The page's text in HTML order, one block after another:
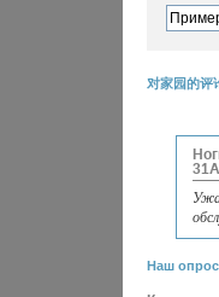
对家园的评
31А
Наш